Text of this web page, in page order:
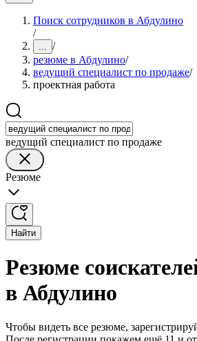
Поиск сотрудников в Абдулино
/
... /
резюме в Абдулино/
ведущий специалист по продаже/
проектная работа
ведущий специалист по продаже
Резюме
Найти
Резюме
в Абдулино
Чтобы видеть все резюме,